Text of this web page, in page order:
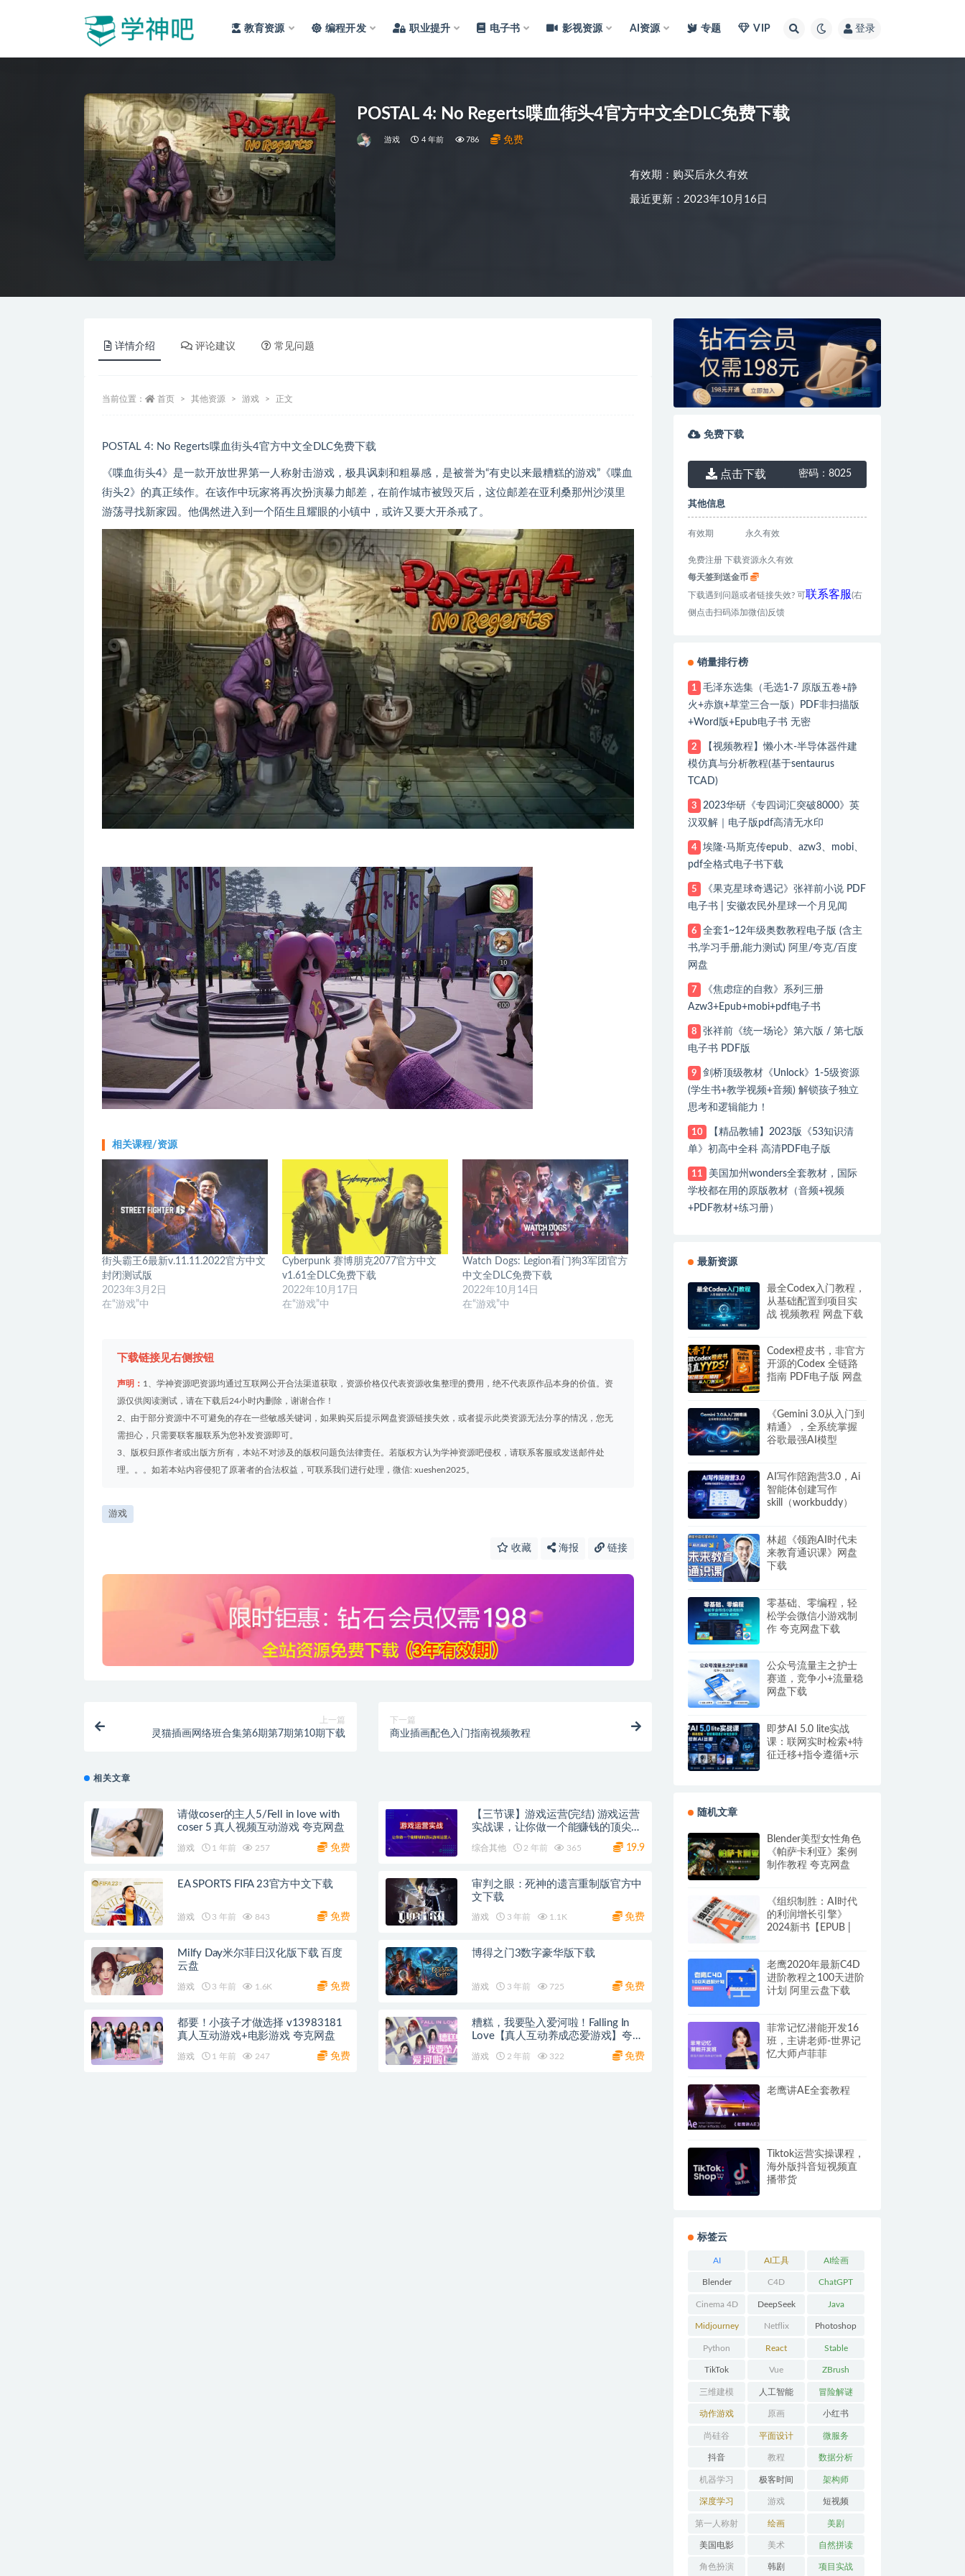
教育资源 编程开发 职业提升 电子书 影视资源 AI资源 专题 VIP 登录
POSTAL 4: No Regerts喋血街头4官方中文全DLC免费下载
游戏 4 年前 786 免费
有效期：购买后永久有效
最近更新：2023年10月16日
详情介绍 评论建议 常见问题
当前位置： 首页 其他资源 游戏 正文
POSTAL 4: No Regerts喋血街头4官方中文全DLC免费下载
《喋血街头4》是一款开放世界第一人称射击游戏，极具讽刺和粗暴感，是被誉为“有史以来最糟糕的游戏”《喋血
街头2》的真正续作。在该作中玩家将再次扮演暴力邮差，在前作城市被毁灭后，这位邮差在亚利桑那州沙漠里
游荡寻找新家园。他偶然进入到一个陌生且耀眼的小镇中，或许又要大开杀戒了。
相关课程/资源
街头霸王6最新v.11.11.2022官方中文
封闭测试版
2023年3月2日
在“游戏”中
Cyberpunk 赛博朋克2077官方中文
v1.61全DLC免费下载
2022年10月17日
在“游戏”中
Watch Dogs: Legion看门狗3军团官方
中文全DLC免费下载
2022年10月14日
在“游戏”中
下载链接见右侧按钮
声明： 1、学神资源吧资源均通过互联网公开合法渠道获取，资源价格仅代表资源收集整理的费用，绝不代表原作品本身的价值。资
源仅供阅读测试，请在下载后24小时内删除，谢谢合作！
2、由于部分资源中不可避免的存在一些敏感关键词，如果购买后提示网盘资源链接失效，或者提示此类资源无法分享的情况，您无
需担心，只需要联客服联系为您补发资源即可。
3、版权归原作者或出版方所有，本站不对涉及的版权问题负法律责任。若版权方认为学神资源吧侵权，请联系客服或发送邮件处
理。。。如若本站内容侵犯了原著者的合法权益，可联系我们进行处理，微信: xueshen2025。
游戏
收藏 海报 链接
上一篇
灵猫插画网络班合集第6期第7期第10期下载
下一篇
商业插画配色入门指南视频教程
相关文章
请做coser的主人5/Fell in love with
coser 5 真人视频互动游戏 夸克网盘
游戏 1 年前 257 免费
【三节课】游戏运营(完结) 游戏运营
实战课，让你做一个能赚钱的顶尖游
综合其他 2 年前 365 19.9
EA SPORTS FIFA 23官方中文下载
游戏 3 年前 843 免费
审判之眼：死神的遗言重制版官方中
文下载
游戏 3 年前 1.1K 免费
Milfy Day米尔菲日汉化版下载 百度
云盘
游戏 3 年前 1.6K 免费
博得之门3数字豪华版下载
游戏 3 年前 725 免费
都要！小孩子才做选择 v13983181
真人互动游戏+电影游戏 夸克网盘
游戏 1 年前 247 免费
糟糕，我要坠入爱河啦！Falling In
Love【真人互动养成恋爱游戏】夸克
游戏 2 年前 322 免费
免费下载
点击下载 密码： 8025
其他信息
有效期 永久有效
免费注册 下载资源永久有效
每天签到送金币
下载遇到问题或者链接失效? 可联系客服(右
侧点击扫码添加微信)反馈
销量排行榜
1
毛泽东选集（毛选1-7 原版五卷+静
火+赤旗+草堂三合一版）PDF非扫描版
+Word版+Epub电子书 无密
2
【视频教程】懒小木-半导体器件建
模仿真与分析教程(基于sentaurus
TCAD)
3
2023华研《专四词汇突破8000》英
汉双解｜电子版pdf高清无水印
4
埃隆·马斯克传epub、azw3、mobi、
pdf全格式电子书下载
5
《果克星球奇遇记》张祥前小说 PDF
电子书 | 安徽农民外星球一个月见闻
6
全套1~12年级奥数教程电子版 (含主
书,学习手册,能力测试) 阿里/夸克/百度
网盘
7
《焦虑症的自救》系列三册
Azw3+Epub+mobi+pdf电子书
8
张祥前《统一场论》第六版 / 第七版
电子书 PDF版
9
剑桥顶级教材《Unlock》1-5级资源
(学生书+教学视频+音频) 解锁孩子独立
思考和逻辑能力！
10
【精品教辅】2023版《53知识清
单》初高中全科 高清PDF电子版
11
美国加州wonders全套教材，国际
学校都在用的原版教材（音频+视频
+PDF教材+练习册）
最新资源
最全Codex入门教程，
从基础配置到项目实
战 视频教程 网盘下载
Codex橙皮书，非官方
开源的Codex 全链路
指南 PDF电子版 网盘
《Gemini 3.0从入门到
精通》，全系统掌握
谷歌最强AI模型
AI写作陪跑营3.0，Ai
智能体创建写作
skill（workbuddy）
林超《领跑AI时代未
来教育通识课》网盘
下载
零基础、零编程，轻
松学会微信小游戏制
作 夸克网盘下载
公众号流量主之护士
赛道，竞争小+流量稳
网盘下载
即梦AI 5.0 lite实战
课：联网实时检索+特
征迁移+指令遵循+示
随机文章
Blender美型女性角色
《帕萨卡利亚》案例
制作教程 夸克网盘
《组织制胜：AI时代
的利润增长引擎》
2024新书【EPUB |
老鹰2020年最新C4D
进阶教程之100天进阶
计划 阿里云盘下载
菲常记忆潜能开发16
班，主讲老师-世界记
忆大师卢菲菲
老鹰讲AE全套教程
Tiktok运营实操课程，
海外版抖音短视频直
播带货
标签云
AI AI工具 AI绘画
Blender C4D ChatGPT
Cinema 4D DeepSeek Java
Midjourney Netflix Photoshop
Python React Stable
Diffusion
TikTok Vue ZBrush
三维建模 人工智能 冒险解谜
AVG
动作游戏
ACT
原画 小红书
尚硅谷 平面设计 微服务
抖音 教程 数据分析
机器学习 极客时间 架构师
深度学习 游戏 短视频
第一人称射
击FPS
绘画 美剧
美国电影 美术 自然拼读
角色扮演 韩剧 项目实战